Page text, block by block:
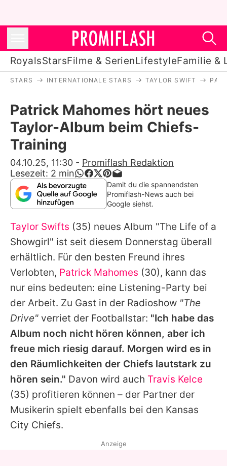
RoyalsStarsFilme & SerienLifestyleFamilie &
Stars
Filme & Serien
Lifestyle
Familie & Liebe
Promiflash Exklusiv
Alle Themen auf Promiflash
Jobs
App runterladen
Team
Redaktionelle Richtlinien
Impressum
Datenschutzerklärung
Utiq verwalten
STARS INTERNATIONALE STARS TAYLOR SWIFT
Patrick Mahomes hört neues
Taylor-Album beim Chiefs-
Training
04.10.25, 11:30 - Promiflash Redaktion
Lesezeit: 2 min
Damit du die spannendsten
Promiflash-News auch bei
Google siehst.
Taylor Swifts (35) neues Album "The Life of a
Showgirl" ist seit diesem Donnerstag überall
erhältlich. Für den besten Freund ihres
Verlobten, Patrick Mahomes (30), kann das
nur eins bedeuten: eine Listening-Party bei
der Arbeit. Zu Gast in der Radioshow "The
Drive" verriet der Footballstar: "Ich habe das
Album noch nicht hören können, aber ich
freue mich riesig darauf. Morgen wird es in
den Räumlichkeiten der Chiefs lautstark zu
hören sein." Davon wird auch Travis Kelce
(35) profitieren können – der Partner der
Musikerin spielt ebenfalls bei den Kansas
City Chiefs.
Anzeige